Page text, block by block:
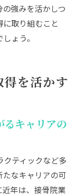
強みを活かしつ
取り組むこと
ょう。
を活かす
るキャリアの
ティックなど多
なキャリアの可
年は、接骨院業